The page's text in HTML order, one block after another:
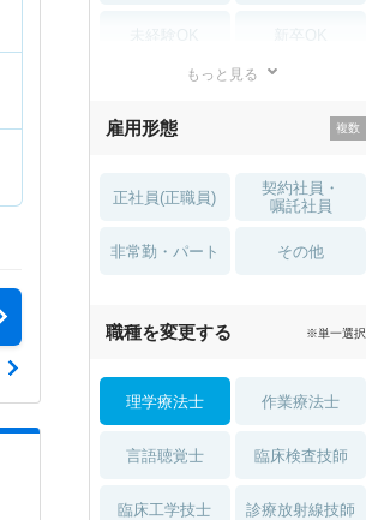
住宅手当・補助
土日祝休 無資格 OK
積極採用中 WEB面接OK
もっと見る
雇用形態
正社員(正職員)
契約社員・
嘱託社員
非常勤・パート その他
職種を変更する ※単一選択
理学療法士 作業療法士
言語聴覚士 臨床検査技師
臨床工学技士 診療放射線技師